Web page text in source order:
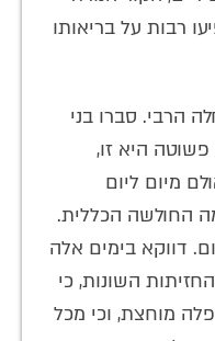
רבות על בריאותו
הרבי. סברו בני
היא זו,
מיום ליום
החולשה הכללית.
דווקא בימים אלה
השונות, כי
מוחצת, וכי מכל